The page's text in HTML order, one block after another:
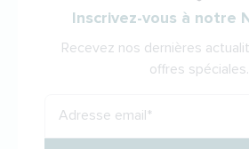
Inscrivez-vous à notre
Recevez nos dernières
offres spéciales.
Adresse email*